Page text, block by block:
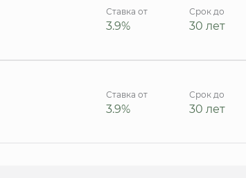
Ставка от
3.9%
Срок до
30 лет
Ставка от
3.9%
Срок до
30 лет